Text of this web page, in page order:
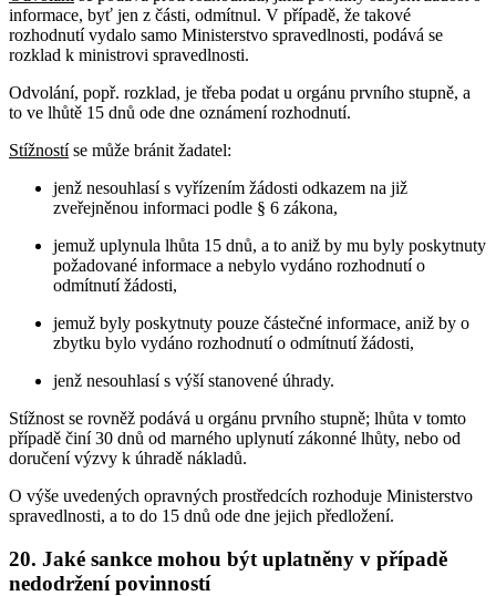
informace, byť jen z části, odmítnul. V případě, že takové
rozhodnutí vydalo samo Ministerstvo spravedlnosti, podává se
rozklad k ministrovi spravedlnosti.
Odvolání, popř. rozklad, je třeba podat u orgánu prvního stupně, a
to ve lhůtě 15 dnů ode dne oznámení rozhodnutí.
Stížnostíse může bránit žadatel:
jenž nesouhlasí s vyřízením žádosti odkazem na již
zveřejněnou informaci podle § 6 zákona,
jemuž uplynula lhůta 15 dnů, a to aniž by mu byly poskytnuty
požadované informace a nebylo vydáno rozhodnutí o
odmítnutí žádosti,
jemuž byly poskytnuty pouze částečné informace, aniž by o
zbytku bylo vydáno rozhodnutí o odmítnutí žádosti,
jenž nesouhlasí s výší stanovené úhrady.
Stížnost se rovněž podává u orgánu prvního stupně; lhůta v tomto
případě činí 30 dnů od marného uplynutí zákonné lhůty, nebo od
doručení výzvy k úhradě nákladů.
O výše uvedených opravných prostředcích rozhoduje Ministerstvo
spravedlnosti, a to do 15 dnů ode dne jejich předložení.
20. Jaké sankce mohou být uplatněny v případě
nedodržení povinností